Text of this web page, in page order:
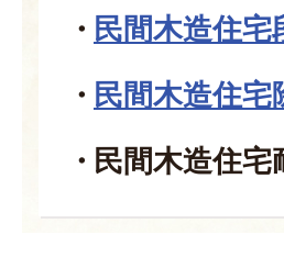
民間木造住宅
民間木造住宅
民間木造住宅